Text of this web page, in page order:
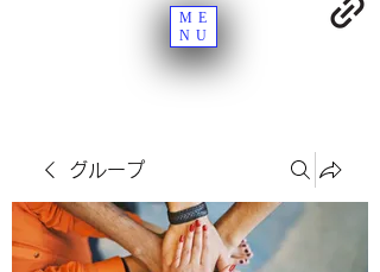
ME
NU
グループ